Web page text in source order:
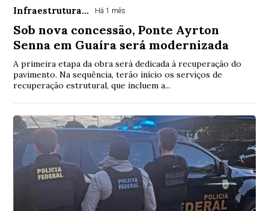
Infraestrutura... Há 1 mês
Sob nova concessão, Ponte Ayrton
Senna em Guaíra será modernizada
A primeira etapa da obra será dedicada à recuperação do
pavimento. Na sequência, terão início os serviços de
recuperação estrutural, que incluem a...